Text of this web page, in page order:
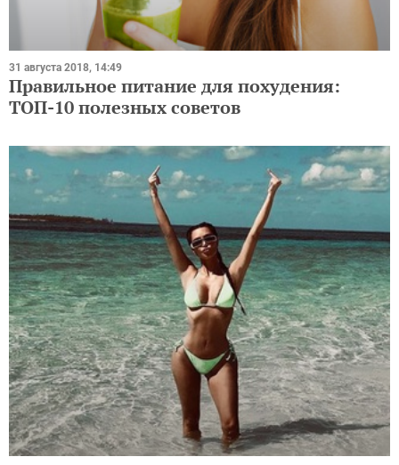
31 августа 2018, 14:49
Правильное питание для похудения:
ТОП-10 полезных советов